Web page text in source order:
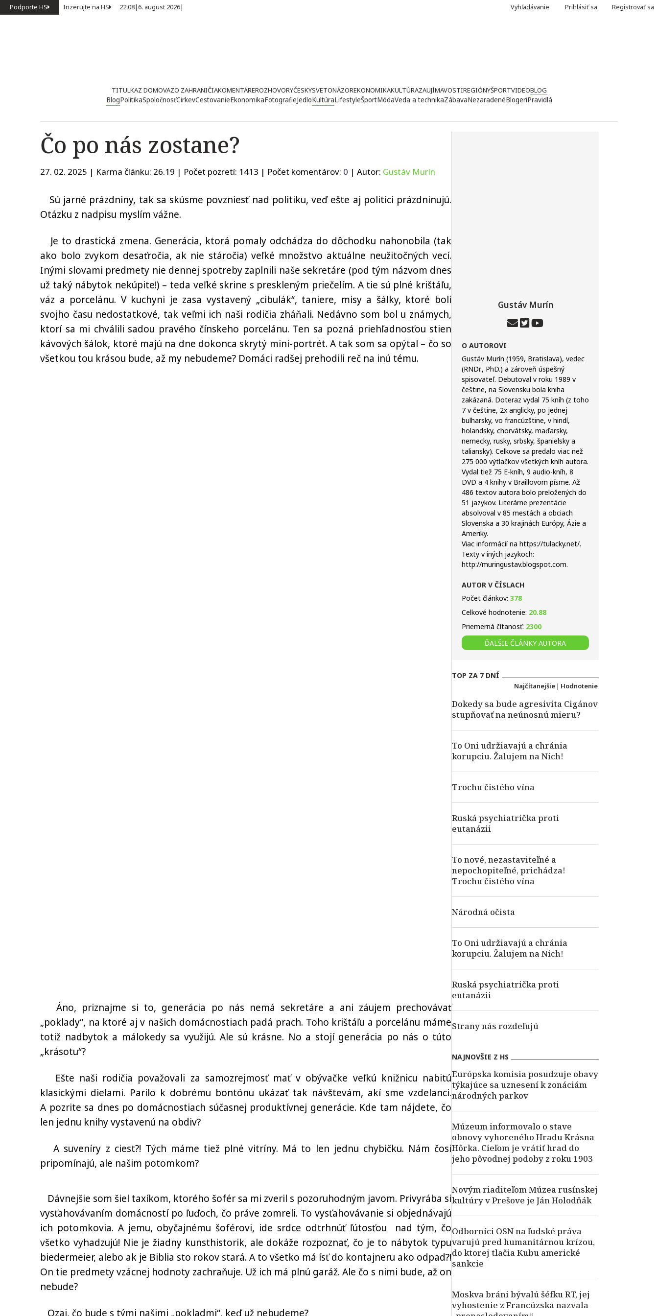
Podporte HS Inzerujte na HS 22:08|6. august 2026| Vyhľadávanie Prihlásiť sa Registrovať sa
TITULKAZ DOMOVAZO ZAHRANIČIAKOMENTÁREROZHOVORYČESKYSVETONÁZOREKONOMIKAKULTÚRAZAUJÍMAVOSTIREGIÓNYŠPORTVIDEOBLOG
BlogPolitikaSpoločnosťCirkevCestovanieEkonomikaFotografieJedloKultúraLifestyleŠportMódaVeda a technikaZábavaNezaradenéBlogeriPravidlá
Čo po nás zostane?
27. 02. 2025 | Karma článku: 26.19 | Počet pozretí: 1413 | Počet komentárov: 0 | Autor: Gustáv Murín
Sú jarné prázdniny, tak sa skúsme povzniesť nad politiku, veď ešte aj politici prázdninujú.
Otázku z nadpisu myslím vážne.
Je to drastická zmena. Generácia, ktorá pomaly odchádza do dôchodku nahonobila (tak
ako bolo zvykom desaťročia, ak nie stáročia) veľké množstvo aktuálne neužitočných vecí.
Inými slovami predmety nie dennej spotreby zaplnili naše sekretáre (pod tým názvom dnes
už taký nábytok nekúpite!) – teda veľké skrine s preskleným priečelím. A tie sú plné krištáľu,
váz a porcelánu. V kuchyni je zasa vystavený „cibulák“, taniere, misy a šálky, ktoré boli
svojho času nedostatkové, tak veľmi ich naši rodičia zháňali. Nedávno som bol u známych,
ktorí sa mi chválili sadou pravého čínskeho porcelánu. Ten sa pozná priehľadnosťou stien
kávových šálok, ktoré majú na dne dokonca skrytý mini-portrét. A tak som sa opýtal – čo so
všetkou tou krásou bude, až my nebudeme? Domáci radšej prehodili reč na inú tému.
Áno, priznajme si to, generácia po nás nemá sekretáre a ani záujem prechovávať
„poklady“, na ktoré aj v našich domácnostiach padá prach. Toho krištáľu a porcelánu máme
totiž nadbytok a málokedy sa využijú. Ale sú krásne. No a stojí generácia po nás o túto
„krásotu“?
Ešte naši rodičia považovali za samozrejmosť mať v obývačke veľkú knižnicu nabitú
klasickými dielami. Parilo k dobrému bontónu ukázať tak návštevám, akí sme vzdelanci.
A pozrite sa dnes po domácnostiach súčasnej produktívnej generácie. Kde tam nájdete, čo
len jednu knihy vystavenú na obdiv?
A suveníry z ciest?! Tých máme tiež plné vitríny. Má to len jednu chybičku. Nám čosi
pripomínajú, ale našim potomkom?
Dávnejšie som šiel taxíkom, ktorého šofér sa mi zveril s pozoruhodným javom. Privyrába si
vysťahovávaním domácností po ľuďoch, čo práve zomreli. To vysťahovávanie si objednávajú
ich potomkovia. A jemu, obyčajnému šoférovi, ide srdce odtrhnúť ľútosťou nad tým, čo
všetko vyhadzujú! Nie je žiadny kunsthistorik, ale dokáže rozpoznať, čo je to nábytok typu
biedermeier, alebo ak je Biblia sto rokov stará. A to všetko má ísť do kontajneru ako odpad?!
On tie predmety vzácnej hodnoty zachraňuje. Už ich má plnú garáž. Ale čo s nimi bude, až on
nebude?
Ozaj, čo bude s tými našimi „pokladmi“, keď už nebudeme?
Gustáv Murín
O AUTOROVI
Gustáv Murín (1959, Bratislava), vedec
(RNDr., PhD.) a zároveň úspešný
spisovateľ. Debutoval v roku 1989 v
češtine, na Slovensku bola kniha
zakázaná. Doteraz vydal 75 kníh (z toho
7 v češtine, 2x anglicky, po jednej
bulharsky, vo francúzštine, v hindí,
holandsky, chorvátsky, maďarsky,
nemecky, rusky, srbsky, španielsky a
taliansky). Celkove sa predalo viac než
275 000 výtlačkov všetkých kníh autora.
Vydal tiež 75 E-kníh, 9 audio-kníh, 8
DVD a 4 knihy v Braillovom písme. Až
486 textov autora bolo preložených do
51 jazykov. Literárne prezentácie
absolvoval v 85 mestách a obciach
Slovenska a 30 krajinách Európy, Ázie a
Ameriky.
Viac informácií na https://tulacky.net/.
Texty v iných jazykoch:
http://muringustav.blogspot.com.
AUTOR V ČÍSLACH
Počet článkov: 378
Celkové hodnotenie: 20.88
Priemerná čítanosť: 2300
ĎALŠIE ČLÁNKY AUTORA
TOP ZA 7 DNÍ
Najčítanejšie | Hodnotenie
Dokedy sa bude agresivita Cigánov
stupňovať na neúnosnú mieru?
To Oni udržiavajú a chránia
korupciu. Žalujem na Nich!
Trochu čistého vína
Ruská psychiatrička proti
eutanázii
To nové, nezastaviteľné a
nepochopiteľné, prichádza!
Trochu čistého vína
Národná očista
To Oni udržiavajú a chránia
korupciu. Žalujem na Nich!
Ruská psychiatrička proti
eutanázii
Strany nás rozdeľujú
NAJNOVŠIE Z HS
Európska komisia posudzuje obavy
týkajúce sa uznesení k zonáciám
národných parkov
Múzeum informovalo o stave
obnovy vyhoreného Hradu Krásna
Hôrka. Cieľom je vrátiť hrad do
jeho pôvodnej podoby z roku 1903
Novým riaditeľom Múzea rusínskej
kultúry v Prešove je Ján Holodňák
Odborníci OSN na ľudské práva
varujú pred humanitárnou krízou,
do ktorej tlačia Kubu americké
sankcie
Moskva bráni bývalú šéfku RT, jej
vyhostenie z Francúzska nazvala